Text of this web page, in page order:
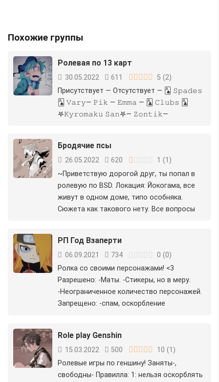
Похожие группы
Ролевая по 13 карт
30.05.2022 611 5 (2)
︎Присутствует︎ — ︎Отсутствует︎ — 🂡 𝚂𝚙𝚊𝚍𝚎𝚜
🂡 ︎𝚅𝚊𝚛𝚢︎— 𝙿𝚒𝚔 — 𝙴𝚖𝚖𝚊 — 🃑 𝙲𝚕𝚞𝚋𝚜 🃑
𖤐𝙺𝚢𝚛𝚘𝚖𝚊𝚔𝚞 𝚂𝚊𝚗𖤐— ︎︎𝚉𝚘𝚗𝚝𝚒𝚔︎︎—
Бродячие псы
26.05.2022 620 1 (1 )
~Приветствую дорогой друг, ты попал в
ролевую по BSD. Локация: Йокогама, все
живут в одном доме, типо особняка.
Сюжета как такового нету. Все вопросы
РП Год Взаперти
06.09.2021 734 0 (0)
Ролка со своими персонажами! <3
Разрешено: -Маты. -Стикеры, но в меру.
-Неограниченное количество персонажей.
Запрещено: -спам, оскорбление
Role play Genshin
15.03.2022 500 10 (1 )
Ролевые игры по геншину! Заняты-,
свободны- Правилла: 1: нельзя оскорблять